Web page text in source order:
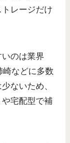
レージだけ
のは業界
崎などに多数
ないため、
宅配型で補